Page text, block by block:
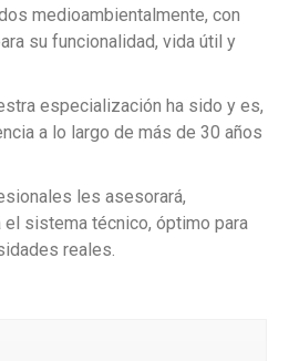
medioambientalmente, con
su funcionalidad, vida útil y
especialización ha sido y es,
a lo largo de más de 30 años
les asesorará,
sistema técnico, óptimo para
reales.